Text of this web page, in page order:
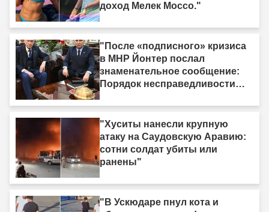
доход Мелек Моссо."
"После «подписного» кризиса
в MHP Йонтер послал
знаменательное сообщение:
Порядок несправедливости
"Хуситы нанесли крупную
атаку на Саудовскую Аравию:
сотни солдат убиты или
ранены"
"В Ускюдаре пнул кота и